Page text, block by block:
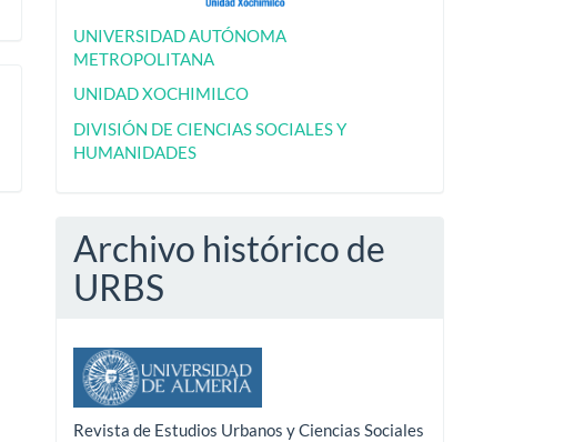
UNIVERSIDAD AUTÓNOMA
METROPOLITANA
UNIDAD XOCHIMILCO
DIVISIÓN DE CIENCIAS SOCIALES Y
HUMANIDADES
Archivo histórico de
URBS
Revista de Estudios Urbanos y Ciencias Sociales